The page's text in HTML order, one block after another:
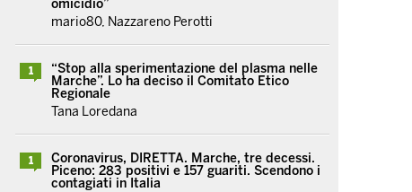
omicidio”
mario80, Nazzareno Perotti
1
“Stop alla sperimentazione del plasma nelle
Marche”. Lo ha deciso il Comitato Etico
Regionale
Tana Loredana
1
Coronavirus, DIRETTA. Marche, tre decessi.
Piceno: 283 positivi e 157 guariti. Scendono i
contagiati in Italia